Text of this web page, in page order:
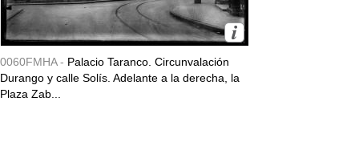
0060FMHA - Palacio Taranco. Circunvalación
Durango y calle Solís. Adelante a la derecha, la
Plaza Zab...